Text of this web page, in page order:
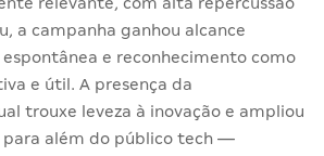
a campanha ganhou alcance
espontânea e reconhecimento como
e útil. A presença da
trouxe leveza à inovação e ampliou
para além do público tech —